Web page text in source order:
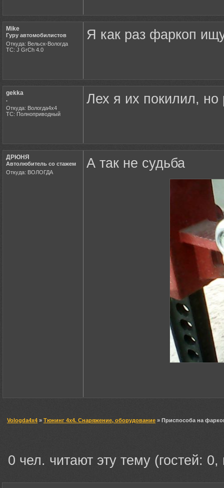
Mike
Гуру автомобилистов
Откуда: Вельск-Вологда
ТС: J GrCh 4.0
Я как раз фаркоп
gekka
.
Откуда: Вологда4х4
ТС: Полноприводный
Лех я их покилил,
ДРЮНЯ
Автолюбитель со стажем
Откуда: ВОЛОГДА
А так не судьба
Vologda4x4 » Тюнинг 4х4. Снаряжение, оборудование » Приспособа на
0 чел. читают эту тему (гостей: